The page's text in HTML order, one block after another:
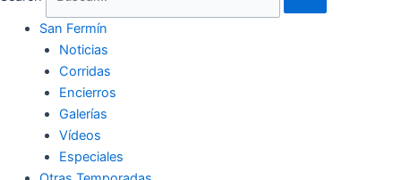
San Fermín
Noticias
Corridas
Encierros
Galerías
Vídeos
Especiales